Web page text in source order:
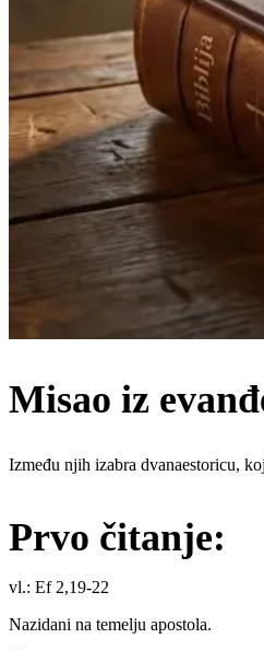
Misao iz
Između njih izabra dvanaestoricu,
Prvo čitanje:
vl.: Ef 2,19-22
Nazidani na temelju apostola.